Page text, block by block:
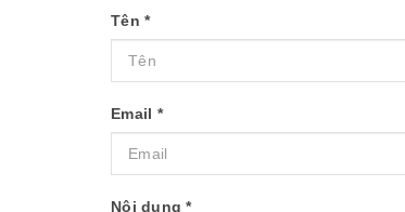
Tên *
Email *
Nội dung*